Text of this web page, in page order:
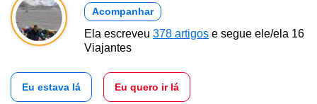
Acompanhar
Ela escreveu 378 artigos e segue ele/ela 16
Viajantes
Eu estava lá Eu quero ir lá